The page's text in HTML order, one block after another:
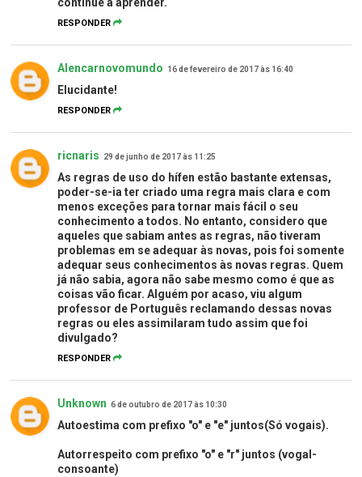
continue a aprender.
RESPONDER
Alencarnovomundo 16 de fevereiro de 2017 às 16:40
Elucidante!
RESPONDER
ricnaris 29 de junho de 2017 às 11:25
As regras de uso do hífen estão bastante extensas,
poder-se-ia ter criado uma regra mais clara e com
menos exceções para tornar mais fácil o seu
conhecimento a todos. No entanto, considero que
aqueles que sabiam antes as regras, não tiveram
problemas em se adequar às novas, pois foi somente
adequar seus conhecimentos às novas regras. Quem
já não sabia, agora não sabe mesmo como é que as
coisas vão ficar. Alguém por acaso, viu algum
professor de Português reclamando dessas novas
regras ou eles assimilaram tudo assim que foi
divulgado?
RESPONDER
Unknown 6 de outubro de 2017 às 10:30
Autoestima com prefixo "o" e "e" juntos(Só vogais).
Autorrespeito com prefixo "o" e "r" juntos (vogal-
consoante)